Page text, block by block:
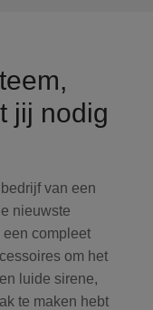
jij nodig
van een
nieuwste
compleet
om het
luide sirene,
te maken hebt